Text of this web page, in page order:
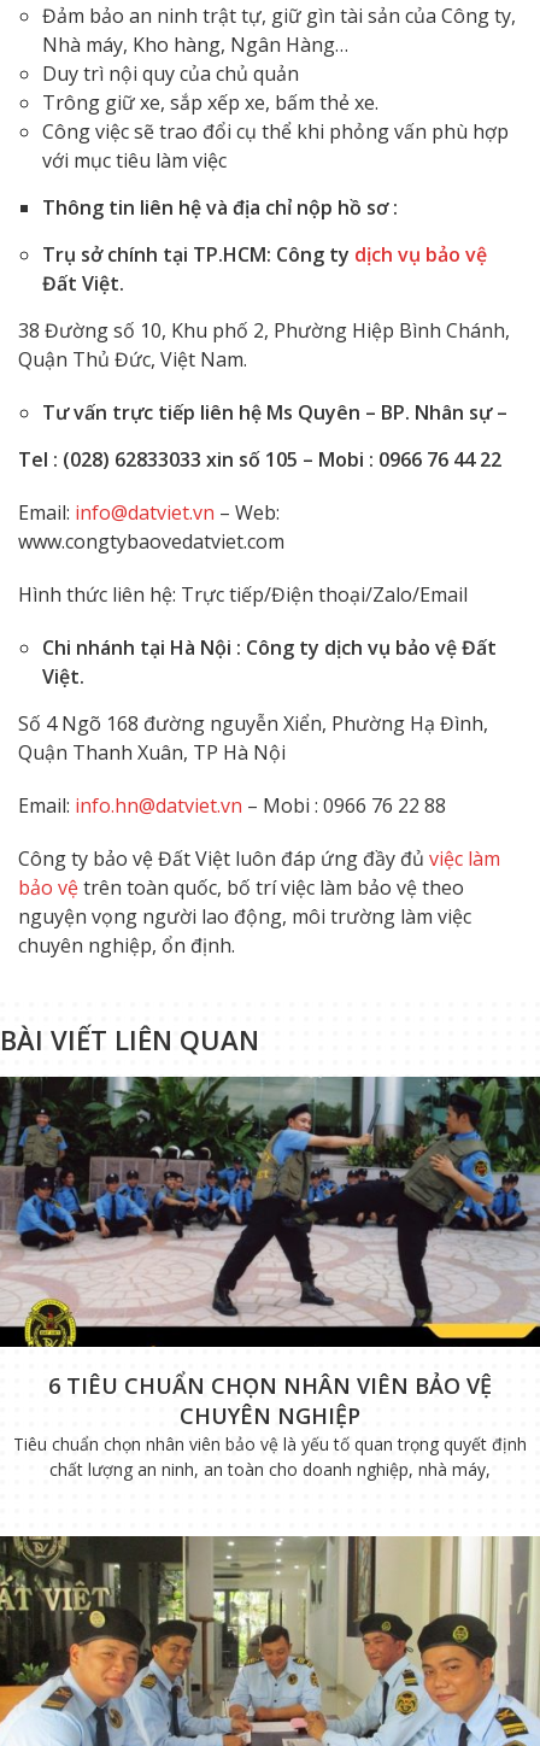
Đảm bảo an ninh trật tự, giữ gìn tài sản của Công ty,
Nhà máy, Kho hàng, Ngân Hàng…
Duy trì nội quy của chủ quản
Trông giữ xe, sắp xếp xe, bấm thẻ xe.
Công việc sẽ trao đổi cụ thể khi phỏng vấn phù hợp
với mục tiêu làm việc
Thông tin liên hệ và địa chỉ nộp hồ sơ :
Trụ sở chính tại TP.HCM: Công ty dịch vụ bảo vệ
Đất Việt.
38 Đường số 10, Khu phố 2, Phường Hiệp Bình Chánh,
Quận Thủ Đức, Việt Nam.
Tư vấn trực tiếp liên hệ Ms Quyên – BP. Nhân sự –
Tel : (028) 62833033 xin số 105 – Mobi : 0966 76 44 22
Email: info@datviet.vn – Web:
www.congtybaovedatviet.com
Hình thức liên hệ: Trực tiếp/Điện thoại/Zalo/Email
Chi nhánh tại Hà Nội : Công ty dịch vụ bảo vệ Đất
Việt.
Số 4 Ngõ 168 đường nguyễn Xiển, Phường Hạ Đình,
Quận Thanh Xuân, TP Hà Nội
Email: info.hn@datviet.vn – Mobi : 0966 76 22 88
Công ty bảo vệ Đất Việt luôn đáp ứng đầy đủ việc làm
bảo vệtrên toàn quốc, bố trí việc làm bảo vệ theo
nguyện vọng người lao động, môi trường làm việc
chuyên nghiệp, ổn định.
BÀI VIẾT LIÊN QUAN
6 TIÊU CHUẨN CHỌN NHÂN VIÊN BẢO VỆ
CHUYÊN NGHIỆP
Tiêu chuẩn chọn nhân viên bảo vệ là yếu tố quan trọng quyết định
chất lượng an ninh, an toàn cho doanh nghiệp, nhà máy,